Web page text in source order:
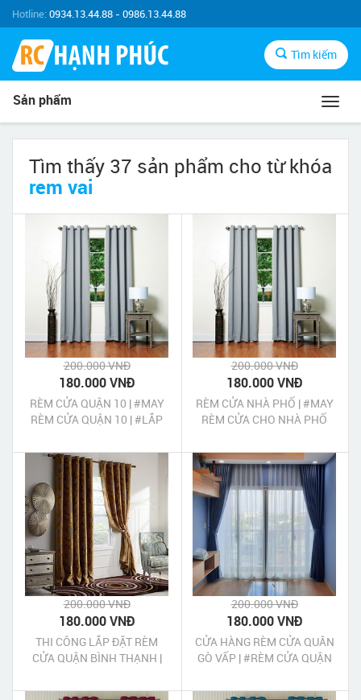
Hotline:0934.13.44.88 - 0986.13.44.88
Tìm kiếm
Sản phẩm
Tìm thấy 37 sản phẩm cho từ khóa
rem vai
200.000 VNĐ
180.000 VNĐ
RÈM CỬA QUẬN 10 | #MAY
RÈM CỬA QUẬN 10 | #LẮP
200.000 VNĐ
180.000 VNĐ
RÈM CỬA NHÀ PHỐ | #MAY
RÈM CỬA CHO NHÀ PHỐ
TPHCM
200.000 VNĐ
180.000 VNĐ
THI CÔNG LẮP ĐẶT RÈM
CỬA QUẬN BÌNH THẠNH |
THẠNH
200.000 VNĐ
180.000 VNĐ
CỬA HÀNG RÈM CỬA QUÂN
GÒ VẤP | #RÈM CỬA QUẬN